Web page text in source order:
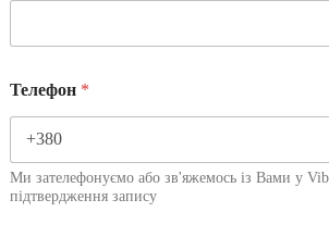
Телефон *
Ми зателефонуємо або зв'яжемось із Вами у
підтвердження запису